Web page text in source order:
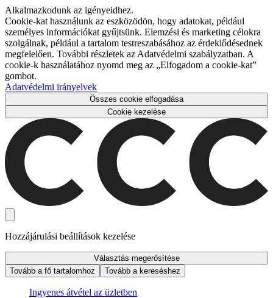
Alkalmazkodunk az igényeidhez.
Cookie-kat használunk az eszközödön, hogy adatokat, például
személyes információkat gyűjtsünk. Elemzési és marketing célokra
szolgálnak, például a tartalom testreszabásához az érdeklődésednek
megfelelően. További részletek az Adatvédelmi szabályzatban. A
cookie-k használatához nyomd meg az „Elfogadom a cookie-kat”
gombot.
Adatvédelmi irányelvek
Összes cookie elfogadása
Cookie kezelése
Hozzájárulási beállítások kezelése
Választás megerősítése
Tovább a fő tartalomhoz
Tovább a kereséshez
Ingyenes átvétel az üzletben